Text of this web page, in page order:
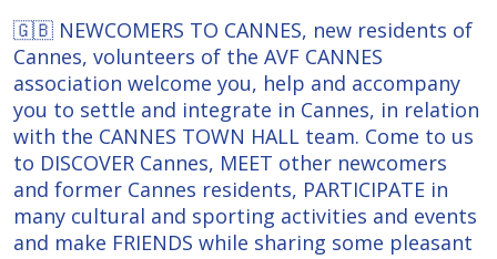
🇬🇧 NEWCOMERS TO CANNES, new residents of
Cannes, volunteers of the AVF CANNES
association welcome you, help and accompany
you to settle and integrate in Cannes, in relation
with the CANNES TOWN HALL team. Come to us
to DISCOVER Cannes, MEET other newcomers
and former Cannes residents, PARTICIPATE in
many cultural and sporting activities and events
and make FRIENDS while sharing some pleasant